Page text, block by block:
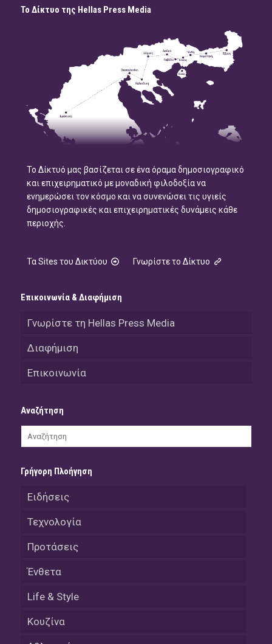
Το Δίκτυο της Hellas Press Media
Το Δίκτυό μας βασίζεται σε ένα όραμα δημοσιογραφικό
και επιχειρηματικό με μοναδική φιλοδοξία να
ενημερώσει τον κόσμο και να συνενώσει τις υγιείς
δημοσιογραφικές και επιχειρηματικές δυνάμεις κάθε
περιοχής.
Τα Sites του Δικτύου Γνωρίστε το Δίκτυο
Επικοινωνία & Διαφήμιση
Γνωρίστε τη Hellas Press Media
Διαφήμιση
Επικοινωνία
Αναζήτηση
Γρήγορη Πλοήγηση
Ειδήσεις
Τεχνολογία
Προτάσεις
Ένθετα
Life & Style
Κουζίνα